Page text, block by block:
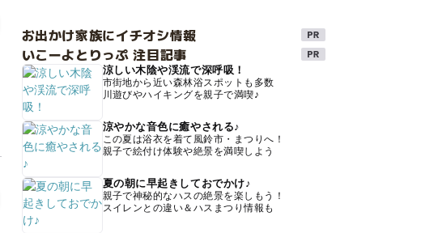
お出かけ家族にイチオシ情報
いこーよとりっぷ 注目記事
涼しい木陰や渓流で深呼吸！
市街地から近い森林浴スポットも多数
川遊びやハイキングを親子で満喫♪
涼やかな音色に癒やされる♪
この夏は浴衣を着て風鈴市・まつりへ！
親子で絵付け体験や絶景を満喫しよう
夏の朝に早起きしておでかけ♪
親子で神秘的なハスの絶景を楽しもう！
スイレンとの違い＆ハスまつり情報も